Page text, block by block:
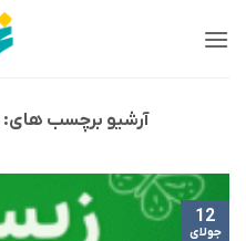
آرشیو برچسب های:
12
جولای